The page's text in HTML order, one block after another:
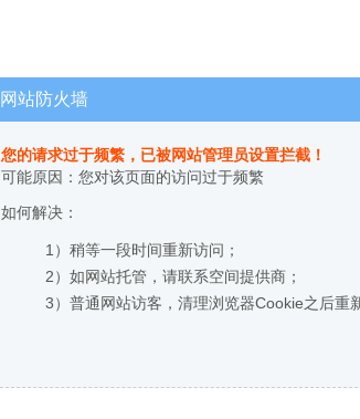
网站防火墙
您的请求过于频繁，已被网站管理员设置拦截！
可能原因：您对该页面的访问过于频繁
如何解决：
1）稍等一段时间重新访问；
2）如网站托管，请联系空间提供商；
3）普通网站访客，清理浏览器Cookie之后重